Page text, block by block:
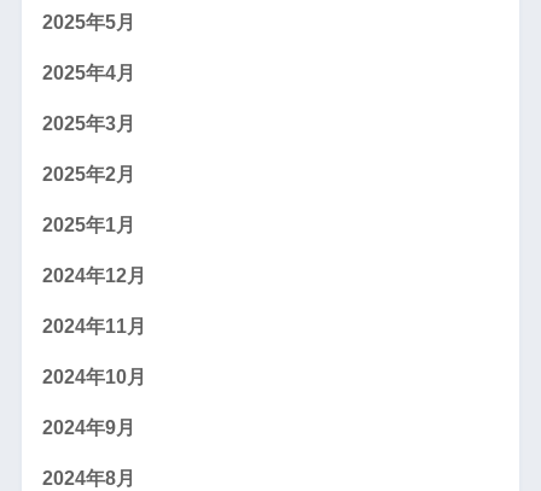
2025年5月
2025年4月
2025年3月
2025年2月
2025年1月
2024年12月
2024年11月
2024年10月
2024年9月
2024年8月